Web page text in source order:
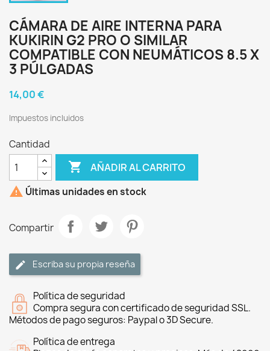
CÁMARA DE AIRE INTERNA PARA
KUKIRIN G2 PRO O SIMILAR
COMPATIBLE CON NEUMÁTICOS 8.5 X
3 PÚLGADAS
14,00 €
Impuestos incluidos
Cantidad
 AÑADIR AL CARRITO
 Últimas unidades en stock
Compartir
Escriba su propia reseña
Política de seguridad
Compra segura con certificado de seguridad SSL.
Métodos de pago seguros: Paypal o 3D Secure.
Política de entrega